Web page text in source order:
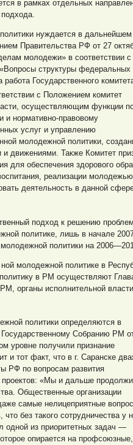
в рамках отдельных
нуждается в дальнейшем
Правительства РФ от 27
молодежи» в соответствии с
структуры федеральных
Государственного
с Положением комитет
осуществляющим функции
и нормативно-правовому
услуг и управлению
молодежной политики,
движениями. Также Комитет
для обеспечения здорового
реализации молодежью
деятельность в данной
подход к решению проблем
политике, лишь в начале
политики на
молодежной политике в
в РМ осуществляют
органы исполнительной
политики определяются в
Собранию РМ
уровне получили признание
и тот факт, что в г. Саранске
РФ по вопросам развития
проектов: «Мы и дальше
Общественные организации
самые нелицеприятные
без такого сотрудничества у
одной из приоритетных задач —
опирается на профсоюзные,